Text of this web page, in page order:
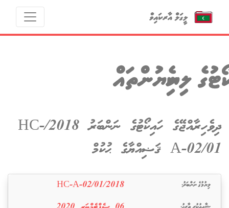
ކޯޓުގެ ލިޔެކިޔުންތައް
ދިވެހިރާއްޖޭގެ ހައިކޯޓުގެ ނަންބަރު 2018/HC-
A-02/01 ޤަޟިއްޔާގެ ޙުކުމް
ލިޔުމުގެ ނަންބަރު:
2018/HC-A-02/01